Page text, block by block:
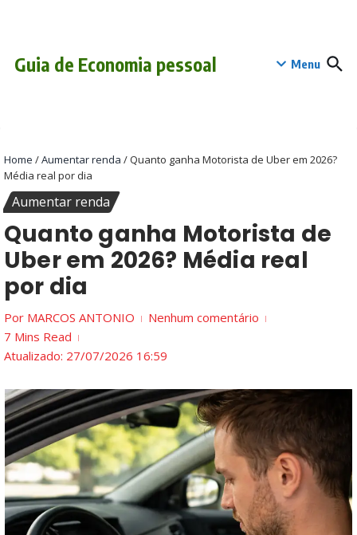
Guia de Economia pessoal Menu
Home /Aumentar renda /Quanto ganha Motorista de Uber em 2026?
Média real por dia
Aumentar renda
Quanto ganha Motorista de
Uber em 2026? Média real
por dia
Por MARCOS ANTONIO
Nenhum comentário
7 Mins Read
Atualizado: 27/07/2026 16:59